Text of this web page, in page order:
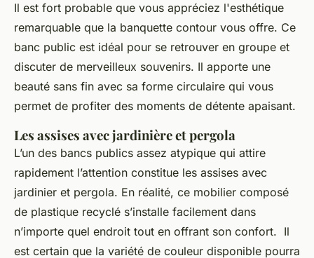
Il est fort probable que vous appréciez l'esthétique
remarquable que la banquette contour vous offre. Ce
banc public est idéal pour se retrouver en groupe et
discuter de merveilleux souvenirs. Il apporte une
beauté sans fin avec sa forme circulaire qui vous
permet de profiter des moments de détente apaisant.
Les assises avec jardinière et pergola
L’un des bancs publics assez atypique qui attire
rapidement l’attention constitue les assises avec
jardinier et pergola. En réalité, ce mobilier composé
de plastique recyclé s’installe facilement dans
n’importe quel endroit tout en offrant son confort. Il
est certain que la variété de couleur disponible pourra